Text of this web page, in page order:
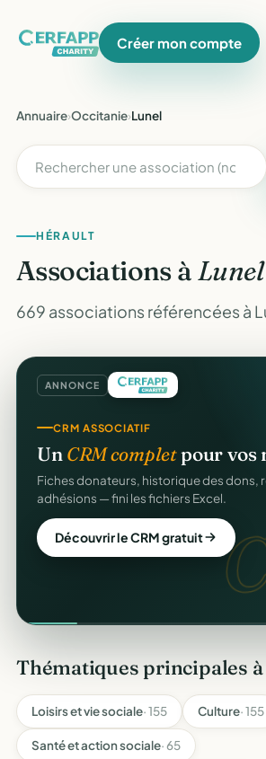
Créer mon compte
Annuaire›Occitanie›Lunel
HÉRAULT
Associations àLunel
669 associations référencées à
ANNONCE
CRM ASSOCIATIF
Un CRM completpour vos
Fiches donateurs, historique des dons,
adhésions — fini les fichiers Excel.
Découvrir le CRM gratuit
Thématiques principales
Loisirs et vie sociale· 155 Culture· 155
Santé et action sociale· 65